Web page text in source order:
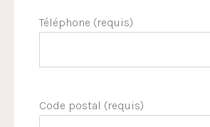
Téléphone (requis)
Code postal (requis)